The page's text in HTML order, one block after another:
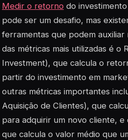
Medir o retorno do
pode ser um desafio, mas
ferramentas que podem auxiliar
das métricas mais utilizadas é o
Investment), que calcula o
partir do investimento em
outras métricas importantes
Aquisição de Clientes), que
para adquirir um novo cliente, e
que calcula o valor médio que